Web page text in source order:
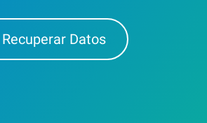
Recuperar Datos